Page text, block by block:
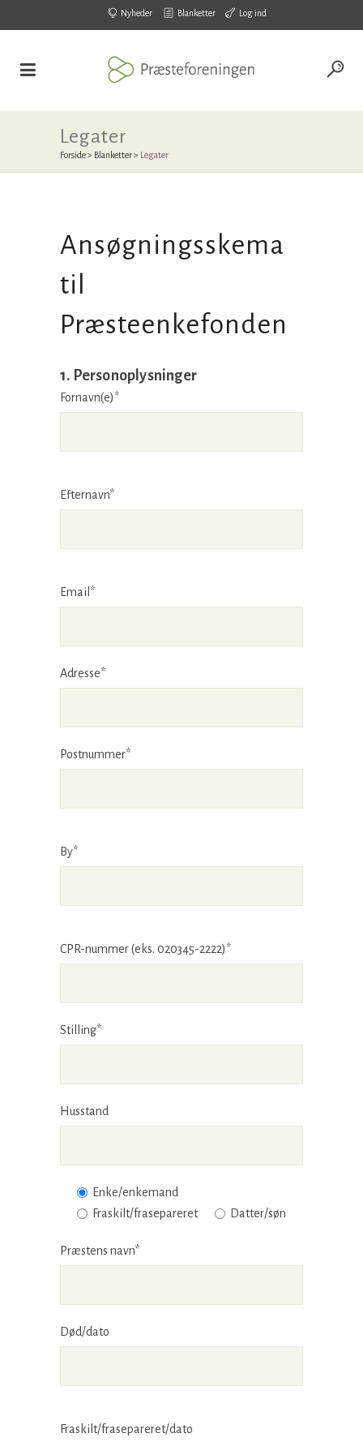
Nyheder Blanketter Log ind
Legater
Forside> Blanketter> Legater
Ansøgningsskema
til
Præsteenkefonden
1. Personoplysninger
Fornavn(e)*
Efternavn*
Email*
Adresse*
Postnummer*
By*
CPR-nummer (eks. 020345-2222)*
Stilling*
Husstand
Enke/enkemand
Fraskilt/frasepareret
Datter/søn
Præstens navn*
Død/dato
Fraskilt/frasepareret/dato